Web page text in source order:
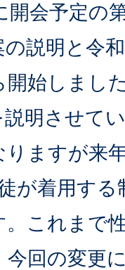
開会予定の
説明と令
開始しまし
説明させて
ますが来
が着用す
。これまで
今回の変更